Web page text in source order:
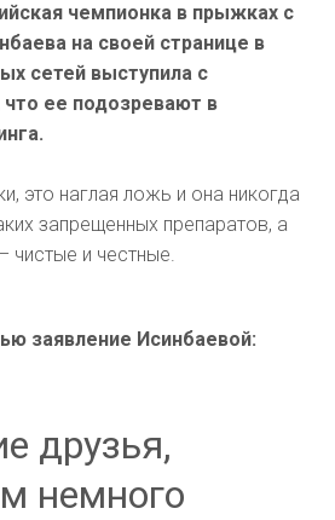
чемпионка в прыжках с
на своей странице в
сетей выступила с
ее подозревают в
это наглая ложь и она никогда
запрещенных препаратов, а
чистые и честные.
заявление Исинбаевой:
друзья,
немного